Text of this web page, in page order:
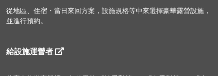
從地區、住宿・當日來回方案，設施規格等中來選擇豪華露營設施，
並進行預約。
給設施運營者